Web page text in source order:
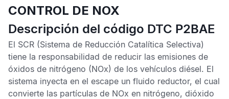
CONTROL DE NOX
Descripción del código DTC P2BAE
El SCR (Sistema de Reducción Catalítica Selectiva)
tiene la responsabilidad de reducir las emisiones de
óxidos de nitrógeno (NOx) de los vehículos diésel. El
sistema inyecta en el escape un fluido reductor, el cual
convierte las partículas de NOx en nitrógeno, dióxido